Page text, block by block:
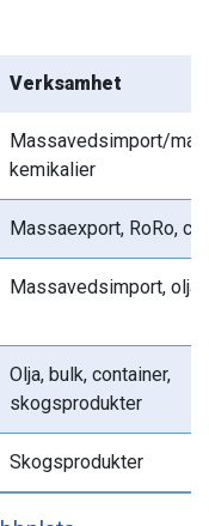
Verksamhet
Massavedsimport/
kemikalier
Massaexport, RoRo,
Massavedsimport, olja.
Olja, bulk, container,
skogsprodukter
Skogsprodukter